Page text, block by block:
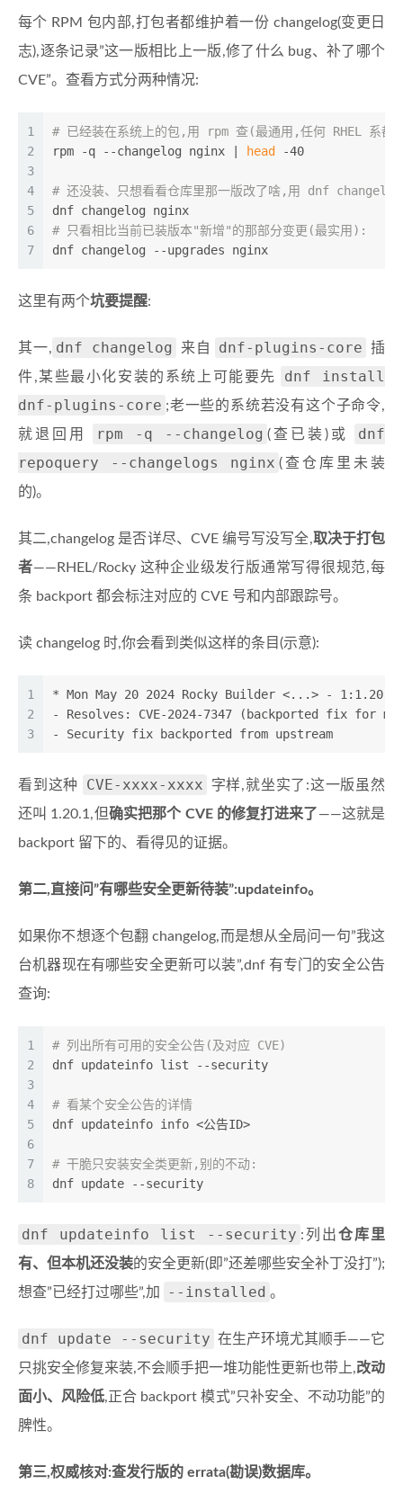
每个 RPM 包内部,打包者都维护着一份 changelog(变更日
志),逐条记录”这一版相比上一版,修了什么 bug、补了哪个
CVE”。查看方式分两种情况:
1
2
3
4
5
6
7
# 已经装在系统上的包,用 rpm 查(最通用,任何 RHEL 系都
rpm -q --changelog nginx |
head -40
# 还没装、只想看看仓库里那一版改了啥,用 dnf
dnf changelog nginx
# 只看相比当前已装版本"新增"的那部分变更(最实用):
dnf changelog --upgrades nginx
这里有两个坑要提醒:
其一, dnf changelog 来自 dnf-plugins-core
插
件,某些最小化安装的系统上可能要先
dnf install
dnf-plugins-core ;老一些的系统若没有这个子命令,
就退回用
rpm -q --changelog (查已装)或
dnf
repoquery --changelogs nginx (查仓库里未装
的)。
其二,changelog 是否详尽、CVE 编号写没写全,取决于打包
者——RHEL/Rocky 这种企业级发行版通常写得很规范,每
条 backport 都会标注对应的 CVE 号和内部跟踪号。
读 changelog 时,你会看到类似这样的条目(示意):
1
2
3
* Mon May 20 2024 Rocky Builder <...> -
- Resolves: CVE-2024-7347 (backported fix for
- Security fix backported from upstream
看到这种 CVE-xxxx-xxxx
字样,就坐实了:这一版虽然
还叫 1.20.1,但确实把那个 CVE 的修复打进来了 ——这就是
backport 留下的、看得见的证据。
第二,直接问”有哪些安全更新待装”:updateinfo。
如果你不想逐个包翻 changelog,而是想从全局问一句”我这
台机器现在有哪些安全更新可以装”,dnf 有专门的安全公告
查询:
1
2
3
4
5
6
7
8
# 列出所有可用的安全公告(及对应 CVE)
dnf updateinfo list --security
# 看某个安全公告的详情
dnf updateinfo info <公告ID>
# 干脆只安装安全类更新,别的不动:
dnf update --security
dnf updateinfo list --security :列出仓库里
有、但本机还没装的安全更新(即”还差哪些安全补丁没打”);
想查”已经打过哪些”,加
--installed 。
dnf update --security 在生产环境尤其顺手——它
只挑安全修复来装,不会顺手把一堆功能性更新也带上,改动
面小、风险低,正合 backport 模式”只补安全、不动功能”的
脾性。
第三,权威核对:查发行版的 errata(勘误)数据库。